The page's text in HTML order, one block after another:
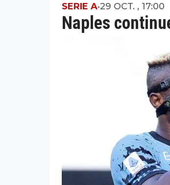
Naples
SERIE A•29 OCT. , 17:00